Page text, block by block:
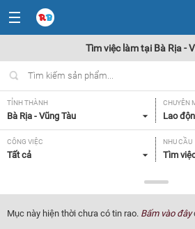
Tìm việc làm tại Bà Rịa -
TỈNH THÀNH
Bà Rịa - Vũng Tàu
CHUYÊN
Lao
CÔNG VIỆC
Tất cả
NHU CẦU
Tìm
Tất cả
Mục này hiện thời chưa có tin rao. Bấm vào đây